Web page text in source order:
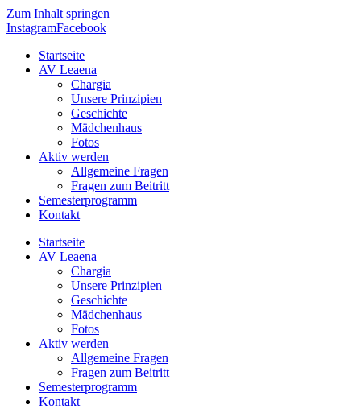
Zum Inhalt springen
InstagramFacebook
Startseite
AV Leaena
Chargia
Unsere Prinzipien
Geschichte
Mädchenhaus
Fotos
Aktiv werden
Allgemeine Fragen
Fragen zum Beitritt
Semesterprogramm
Kontakt
Startseite
AV Leaena
Chargia
Unsere Prinzipien
Geschichte
Mädchenhaus
Fotos
Aktiv werden
Allgemeine Fragen
Fragen zum Beitritt
Semesterprogramm
Kontakt